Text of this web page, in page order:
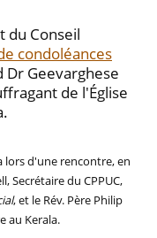
du Conseil
condoléances
Dr Geevarghese
de l'Église
lors d'une rencontre, en
Secrétaire du CPPUC,
, et le Rév. Père Philip
au Kerala.